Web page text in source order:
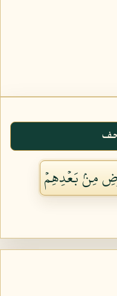
مِنۢ بَعۡدِهِمۡ